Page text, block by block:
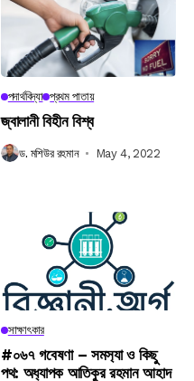
পদার্থবিদ্যা প্রথম পাতায়
জ্বালানী বিহীন বিশ্ব
ড. মশিউর রহমান May 4, 2022
সাক্ষাৎকার
#০৬৭ গবেষণা – সমস‍্যা ও কিছু
পথ: অধ‍্যাপক আতিকুর রহমান আহাদ